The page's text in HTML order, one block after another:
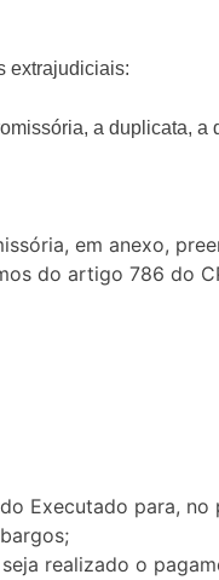
extrajudiciais:
a duplicata, a
em anexo,
do artigo 786 do
Executado para,
seja realizado o